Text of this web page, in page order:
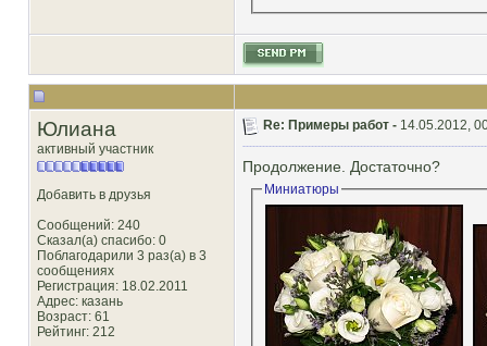
Юлиана
активный участник
Добавить в друзья
Сообщений: 240
Сказал(а) спасибо: 0
Поблагодарили 3 раз(а) в 3
сообщениях
Регистрация: 18.02.2011
Адрес: казань
Возраст: 61
Рейтинг: 212
Re: Примеры работ - 14.05.2012,
Продолжение. Достаточно?
Миниатюры